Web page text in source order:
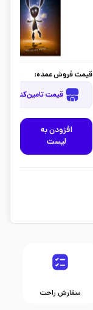
قیمت فروش عمده:
قیمت تامین‌کنندگان دیگر
افزودن به
لیست
سفارش راحت